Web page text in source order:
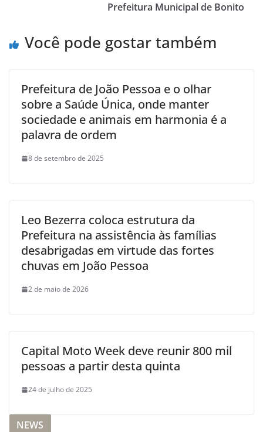
Prefeitura Municipal de Bonito
Você pode gostar também
Prefeitura de João Pessoa e o olhar
sobre a Saúde Única, onde manter
sociedade e animais em harmonia é a
palavra de ordem
8 de setembro de 2025
Leo Bezerra coloca estrutura da
Prefeitura na assistência às famílias
desabrigadas em virtude das fortes
chuvas em João Pessoa
2 de maio de 2026
Capital Moto Week deve reunir 800 mil
pessoas a partir desta quinta
24 de julho de 2025
NEWS